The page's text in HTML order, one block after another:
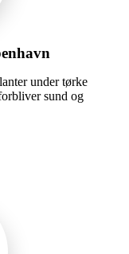
under tørke
sund og